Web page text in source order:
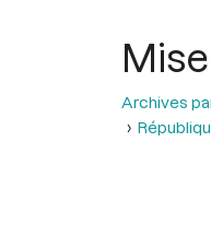
Archives